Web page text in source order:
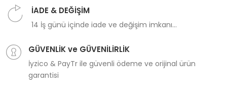
İADE & DEĞİŞİM
14 İş günü içinde iade ve değişim imkanı...
GÜVENLİK ve GÜVENİLİRLİK
İyzico & PayTr ile güvenli ödeme ve orijinal ürün
garantisi